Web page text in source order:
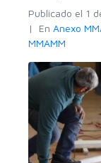
Publicado el 1
En Anexo
MMAMM